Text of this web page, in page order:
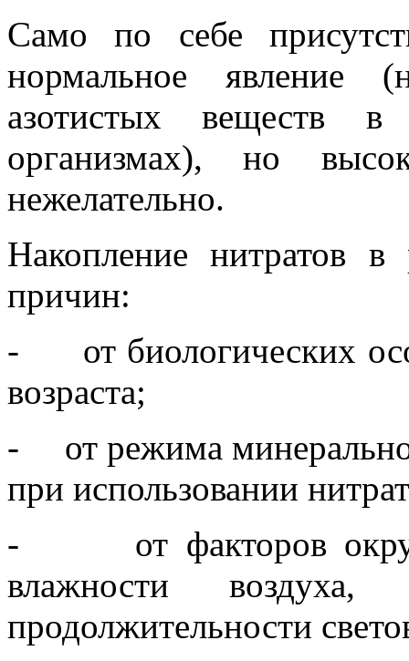
Само по себе
нормальное явление
азотистых веществ
организмах), но
нежелательно.
Накопление нитратов в
причин:
-
от биологических
возраста;
-
от режима
при использовании
-
от факторов
влажности
продолжительности